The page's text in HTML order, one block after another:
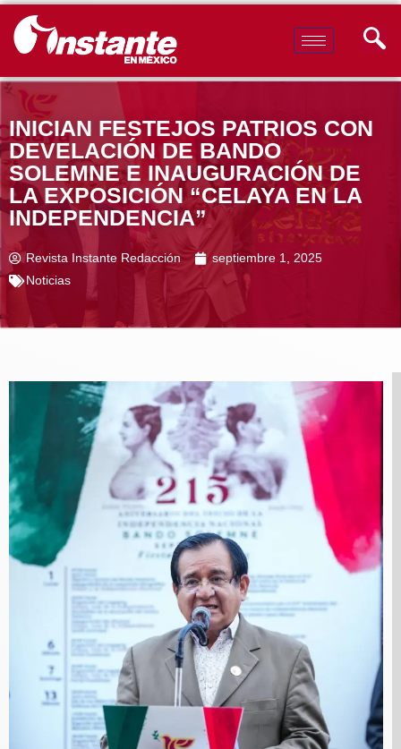
INICIAN FESTEJOS PATRIOS CON
DEVELACIÓN DE BANDO
SOLEMNE E INAUGURACIÓN DE
LA EXPOSICIÓN “CELAYA EN LA
INDEPENDENCIA”
Revista Instante Redacción
septiembre 1, 2025
Noticias